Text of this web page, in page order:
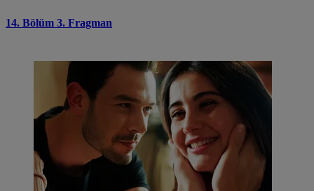
14. Bölüm 3. Fragman